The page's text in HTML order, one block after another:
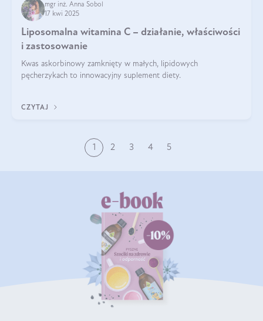
mgr inż. Anna Sobol
17 kwi 2025
Liposomalna witamina C – działanie, właściwości
i zastosowanie
Kwas askorbinowy zamknięty w małych, lipidowych
pęcherzykach to innowacyjny suplement diety.
CZYTAJ
1 2 3 4 5